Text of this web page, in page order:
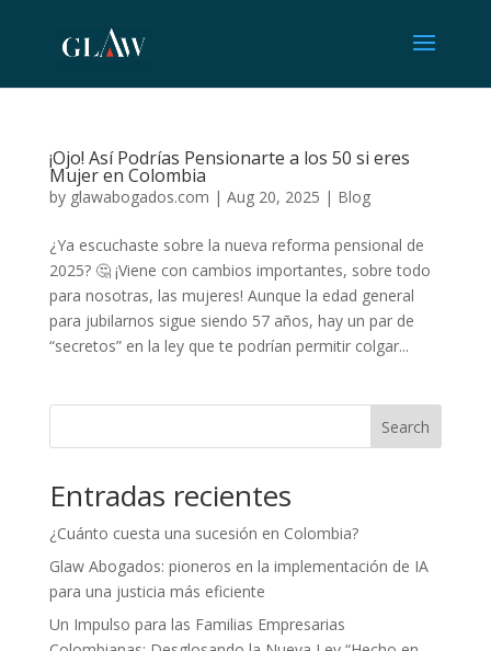
¡Ojo! Así Podrías Pensionarte a los 50 si eres
Mujer en Colombia
by glawabogados.com | Aug 20, 2025 | Blog
¿Ya escuchaste sobre la nueva reforma pensional de
2025? 🤔 ¡Viene con cambios importantes, sobre todo
para nosotras, las mujeres! Aunque la edad general
para jubilarnos sigue siendo 57 años, hay un par de
“secretos” en la ley que te podrían permitir colgar...
Search
Entradas recientes
¿Cuánto cuesta una sucesión en Colombia?
Glaw Abogados: pioneros en la implementación de IA
para una justicia más eficiente
Un Impulso para las Familias Empresarias